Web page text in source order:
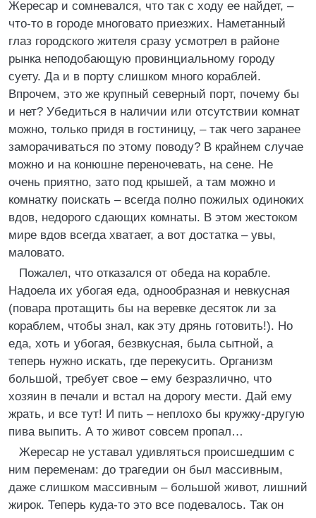
Жересар и сомневался, что так с ходу ее найдет, –
что-то в городе многовато приезжих. Наметанный
глаз городского жителя сразу усмотрел в районе
рынка неподобающую провинциальному городу
суету. Да и в порту слишком много кораблей.
Впрочем, это же крупный северный порт, почему бы
и нет? Убедиться в наличии или отсутствии комнат
можно, только придя в гостиницу, – так чего заранее
заморачиваться по этому поводу? В крайнем случае
можно и на конюшне переночевать, на сене. Не
очень приятно, зато под крышей, а там можно и
комнатку поискать – всегда полно пожилых одиноких
вдов, недорого сдающих комнаты. В этом жестоком
мире вдов всегда хватает, а вот достатка – увы,
маловато.
Пожалел, что отказался от обеда на корабле.
Надоела их убогая еда, однообразная и невкусная
(повара протащить бы на веревке десяток ли за
кораблем, чтобы знал, как эту дрянь готовить!). Но
еда, хоть и убогая, безвкусная, была сытной, а
теперь нужно искать, где перекусить. Организм
большой, требует свое – ему безразлично, что
хозяин в печали и встал на дорогу мести. Дай ему
жрать, и все тут! И пить – неплохо бы кружку-другую
пива выпить. А то живот совсем пропал…
Жересар не уставал удивляться происшедшим с
ним переменам: до трагедии он был массивным,
даже слишком массивным – большой живот, лишний
жирок. Теперь куда-то это все подевалось. Так он